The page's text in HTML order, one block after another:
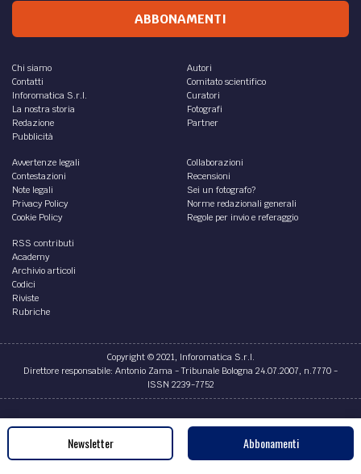
ABBONAMENTI
Chi siamo
Contatti
Inforomatica S.r.l.
La nostra storia
Redazione
Pubblicità
Autori
Comitato scientifico
Curatori
Fotografi
Partner
Avvertenze legali
Contestazioni
Note legali
Privacy Policy
Cookie Policy
Collaborazioni
Recensioni
Sei un fotografo?
Norme redazionali generali
Regole per invio e referaggio
RSS contributi
Academy
Archivio articoli
Codici
Riviste
Rubriche
Copyright © 2021, Inforomatica S.r.l.
Direttore responsabile: Antonio Zama - Tribunale Bologna 24.07.2007, n.7770 -
ISSN 2239-7752
Credits
Newsletter Abbonamenti